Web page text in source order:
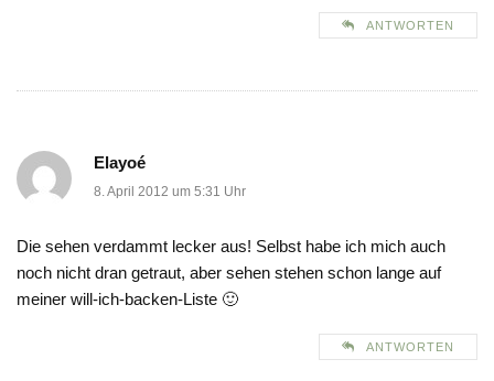
ANTWORTEN
Elayoé
8. April 2012 um 5:31 Uhr
Die sehen verdammt lecker aus! Selbst habe ich mich auch
noch nicht dran getraut, aber sehen stehen schon lange auf
meiner will-ich-backen-Liste 🙂
ANTWORTEN